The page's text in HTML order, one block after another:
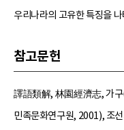
우리나라의 고유한 특징을
참고문헌
譯語類解, 林園經濟志, 가
민족문화연구원, 2001), 조